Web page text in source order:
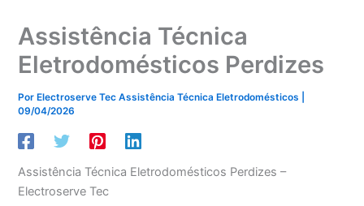
Assistência Técnica
Eletrodomésticos Perdizes
Por Electroserve Tec Assistência Técnica Eletrodomésticos
09/04/2026
Assistência Técnica Eletrodomésticos Perdizes –
Electroserve Tec